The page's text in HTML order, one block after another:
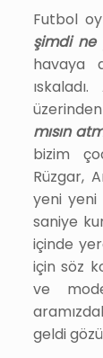
Futbol
şimdi ne
havaya
mısın
bizim
Rüzgar,
yeni yeni
saniye
içinde
için söz
ve
geldi